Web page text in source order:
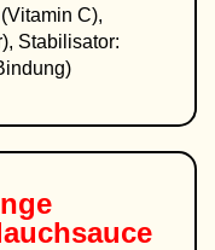
C),
Stabilisator: